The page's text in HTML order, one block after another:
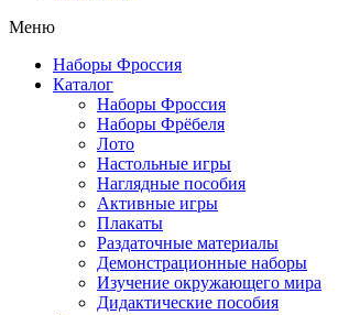
Меню
Наборы Фроссия
Каталог
Наборы Фроссия
Наборы Фрёбеля
Лото
Настольные игры
Наглядные пособия
Активные игры
Плакаты
Раздаточные материалы
Демонстрационные наборы
Изучение окружающего мира
Дидактические пособия